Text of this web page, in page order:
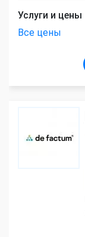
Услуги и цены
Все цены